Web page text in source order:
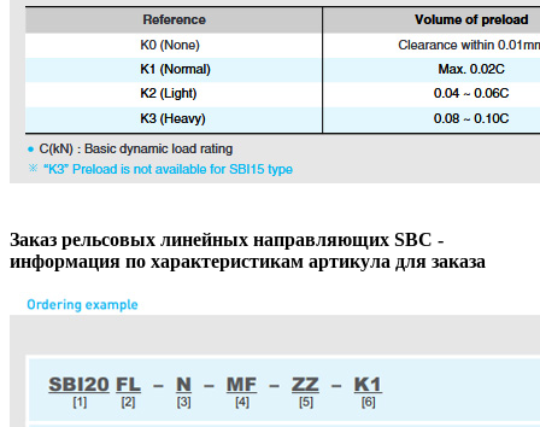
Заказ рельсовых линейных направляющих SBC -
информация по характеристикам артикула для заказа